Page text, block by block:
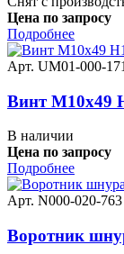
Цена по запросу
Подробнее
Арт. UM01-000-171
Винт M10х49
В наличии
Цена по запросу
Подробнее
Арт. N000-020-763
Воротник